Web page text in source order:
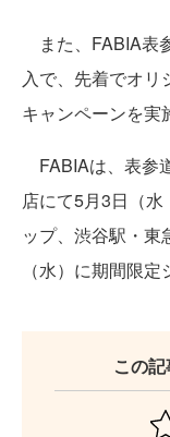
また、FABIA表
入で、先着でオリ
キャンペーンを実
FABIAは、表参
店にて5月3日（
ップ、渋谷駅・東
（水）に期間限
この